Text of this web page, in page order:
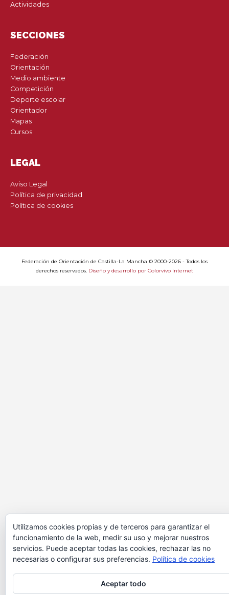
Actividades
SECCIONES
Federación
Orientación
Medio ambiente
Competición
Deporte escolar
Orientador
Mapas
Cursos
LEGAL
Aviso Legal
Política de privacidad
Política de cookies
Federación de Orientación de Castilla-La Mancha © 2000-2026 - Todos los
derechos reservados. Diseño y desarrollo por Colorvivo Internet
Utilizamos cookies propias y de terceros para garantizar el
funcionamiento de la web, medir su uso y mejorar nuestros
servicios. Puede aceptar todas las cookies, rechazar las no
necesarias o configurar sus preferencias. Política de cookies
Aceptar todo